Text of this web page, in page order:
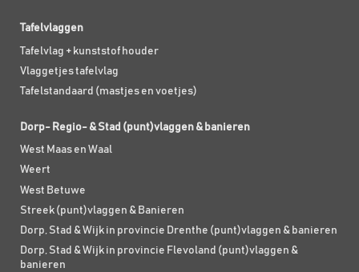
Tafelvlaggen
Tafelvlag + kunststof houder
Vlaggetjes tafelvlag
Tafelstandaard (mastjes en voetjes)
Dorp- Regio- & Stad (punt)vlaggen & banieren
West Maas en Waal
Weert
West Betuwe
Streek (punt)vlaggen & Banieren
Dorp, Stad & Wijk in provincie Drenthe (punt)vlaggen & banieren
Dorp, Stad & Wijk in provincie Flevoland (punt)vlaggen &
banieren